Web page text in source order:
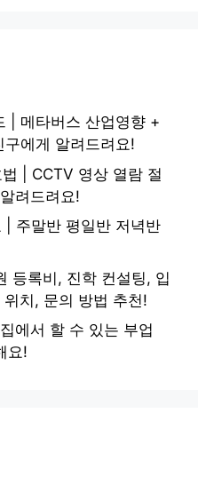
| 메타버스 산업영향 +
에게 알려드려요!
| CCTV 영상 열람 절
려드려요!
| 주말반 평일반 저녁반
등록비, 진학 컨설팅, 입
치, 문의 방법 추천!
에서 할 수 있는 부업
요!